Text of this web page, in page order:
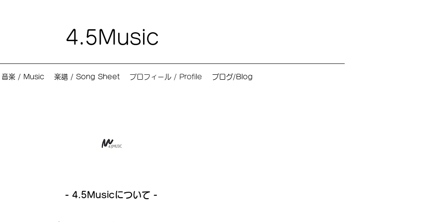
​4.5Music
音楽 / Music 楽譜 / Song Sheet プロフィール / Profile ブログ/Blog
- 4.5Musicについて​ -